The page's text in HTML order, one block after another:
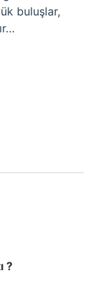
buluşlar,
?